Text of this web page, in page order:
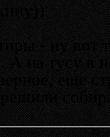
- ну
на тусу в
еще